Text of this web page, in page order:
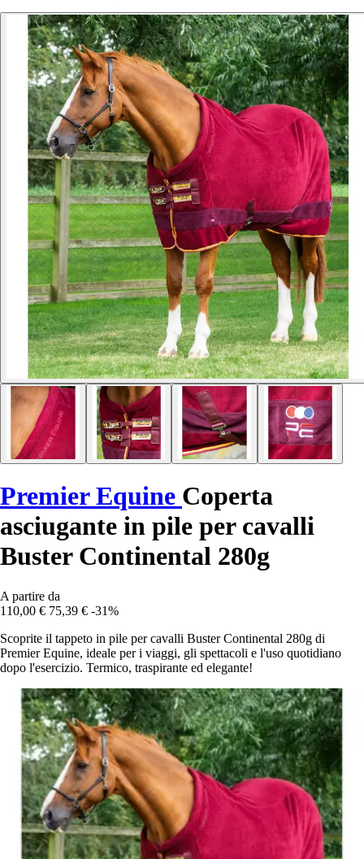
Premier Equine Coperta
asciugante in pile per cavalli
Buster Continental 280g
A partire da
110,00 € 75,39 € -31%
Scoprite il tappeto in pile per cavalli Buster Continental 280g di
Premier Equine, ideale per i viaggi, gli spettacoli e l'uso quotidiano
dopo l'esercizio. Termico, traspirante ed elegante!